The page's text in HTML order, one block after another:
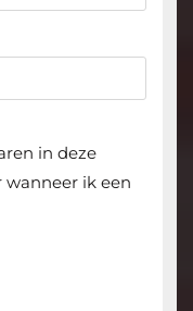
in deze
wanneer ik een